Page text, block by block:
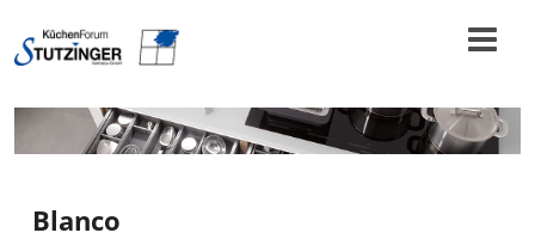
Blanco